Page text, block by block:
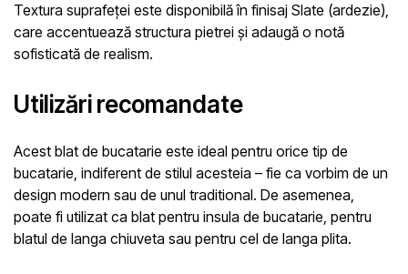
Textura suprafeței este disponibilă în finisaj Slate (ardezie),
care accentuează structura pietrei și adaugă o notă
sofisticată de realism.
Utilizări recomandate
Acest blat de bucatarie este ideal pentru orice tip de
bucatarie, indiferent de stilul acesteia – fie ca vorbim de un
design modern sau de unul traditional. De asemenea,
poate fi utilizat ca blat pentru insula de bucatarie, pentru
blatul de langa chiuveta sau pentru cel de langa plita.